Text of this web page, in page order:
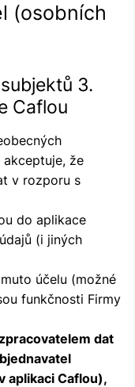
(osobních
3.
Caflou
že
v rozporu s
do aplikace
(i jiných
účelu (možné
funkčnosti Firmy
dat
aplikaci Caflou),